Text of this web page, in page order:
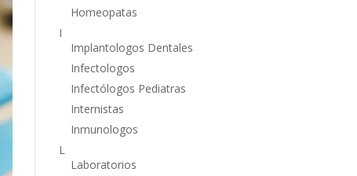
Homeopatas
I
Implantologos Dentales
Infectologos
Infectólogos Pediatras
Internistas
Inmunologos
L
Laboratorios